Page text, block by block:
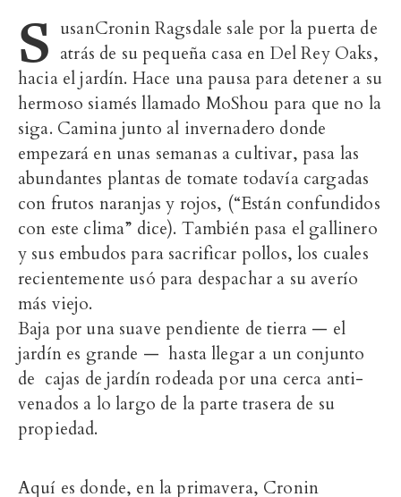
S usanCronin Ragsdale sale por la puerta de
atrás de su pequeña casa en Del Rey Oaks,
hacia el jardín. Hace una pausa para detener a su
hermoso siamés llamado MoShou para que no la
siga. Camina junto al invernadero donde
empezará en unas semanas a cultivar, pasa las
abundantes plantas de tomate todavía cargadas
con frutos naranjas y rojos, (“Están confundidos
con este clima” dice). También pasa el gallinero
y sus embudos para sacrificar pollos, los cuales
recientemente usó para despachar a su averío
más viejo.
Baja por una suave pendiente de tierra — el
jardín es grande — hasta llegar a un conjunto
de cajas de jardín rodeada por una cerca anti-
venados a lo largo de la parte trasera de su
propiedad.
Aquí es donde, en la primavera, Cronin